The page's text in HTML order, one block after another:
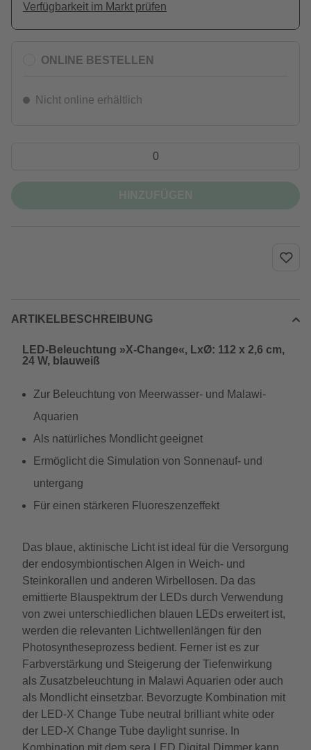
Verfügbarkeit im Markt prüfen
ONLINE BESTELLEN
Nicht online erhältlich
ARTIKELBESCHREIBUNG
LED-Beleuchtung »X-Change«, LxØ: 112 x 2,6 cm,
24 W, blauweiß
Zur Beleuchtung von Meerwasser- und Malawi-
Aquarien
Als natürliches Mondlicht geeignet
Ermöglicht die Simulation von Sonnenauf- und
untergang
Für einen stärkeren Fluoreszenzeffekt
Das blaue, aktinische Licht ist ideal für die Versorgung
der endosymbiontischen Algen in Weich- und
Steinkorallen und anderen Wirbellosen. Da das
emittierte Blauspektrum der LEDs durch Verwendung
von zwei unterschiedlichen blauen LEDs erweitert ist,
werden die relevanten Lichtwellenlängen für den
Photosyntheseprozess bedient. Ferner ist es zur
Farbverstärkung und Steigerung der Tiefenwirkung
als Zusatzbeleuchtung in Malawi Aquarien oder auch
als Mondlicht einsetzbar. Bevorzugte Kombination mit
der LED-X Change Tube neutral brilliant white oder
der LED-X Change Tube daylight sunrise. In
Kombination mit dem sera LED Digital Dimmer kann